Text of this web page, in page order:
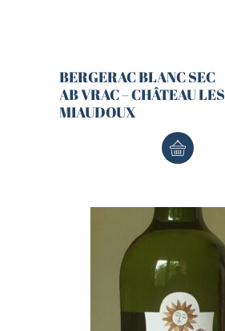
BERGERAC BLANC SEC
AB VRAC – CHÂTEAU LES
MIAUDOUX